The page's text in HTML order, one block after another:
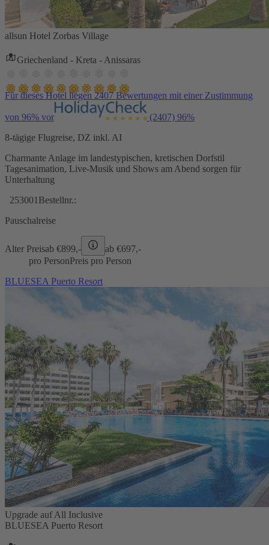
allsun Hotel Zorbas Village
Griechenland - Kreta - Anissaras
Für dieses Hotel liegen 2407 Bewertungen mit einer Zustimmung
von 96% vor (2407) 96%
8-tägige Flugreise, DZ inkl. AI
Charmante Anlage im landestypischen, kretischen Dorfstil
Tagesanimation, Live-Musik und Shows am Abend sorgen für
Unterhaltung
253001 Bestellnr.:
Pauschalreise
Alter Preisab €899,- ab €697,-
pro PersonPreis pro Person
BLUESEA Puerto Resort
Upgrade auf All Inclusive
BLUESEA Puerto Resort